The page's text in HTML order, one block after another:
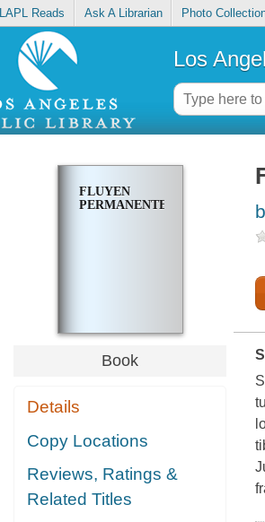
LAPL Reads Ask A Librarian Photo
Los
FLUYEN
PERMANENTES
Book
Details
Copy Locations
Reviews, Ratings &
Related Titles